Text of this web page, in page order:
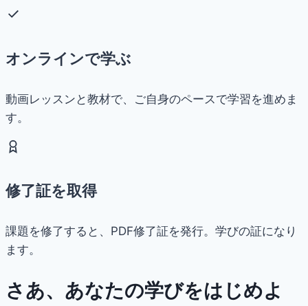
オンラインで学ぶ
動画レッスンと教材で、ご自身のペースで学習を進めま
す。
修了証を取得
課題を修了すると、PDF修了証を発行。学びの証になり
ます。
さあ、あなたの学びをはじめよ